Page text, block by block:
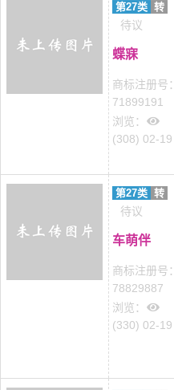
第27类 转
待议
蝶寐
商标注册号：
71899191
浏览：
(308) 02-19
第27类 转
待议
车萌伴
商标注册号：
78829887
浏览：
(330) 02-19